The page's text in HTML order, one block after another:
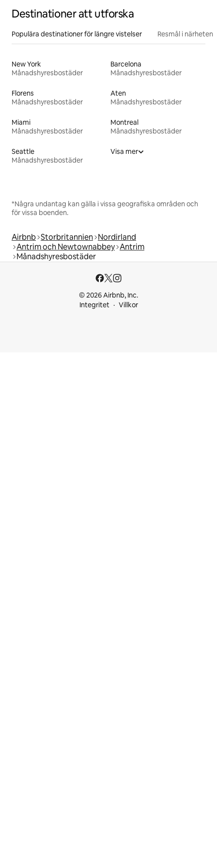
Destinationer att utforska
Populära destinationer för längre vistelser Resmål i närheten
New York
Månadshyresbostäder
Barcelona
Månadshyresbostäder
Florens
Månadshyresbostäder
Aten
Månadshyresbostäder
Miami
Månadshyresbostäder
Montreal
Månadshyresbostäder
Seattle
Månadshyresbostäder
Visa mer
*Några undantag kan gälla i vissa geografiska områden och
för vissa boenden.
Airbnb Storbritannien Nordirland
Antrim och Newtownabbey Antrim
Månadshyresbostäder
© 2026 Airbnb, Inc.
Integritet
Villkor